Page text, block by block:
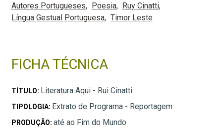
Autores Portugueses Poesia
Ruy Cinatti
Língua Gestual Portuguesa
Timor Leste
FICHA TÉCNICA
TÍTULO: Literatura Aqui - Rui Cinatti
TIPOLOGIA: Extrato de Programa - Reportagem
PRODUÇÃO: até ao Fim do Mundo